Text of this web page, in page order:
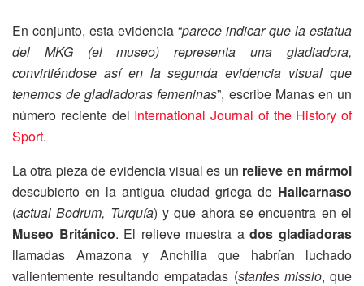
En conjunto, esta evidencia “parece indicar que la estatua
del MKG (el museo) representa una gladiadora,
convirtiéndose así en la segunda evidencia visual que
tenemos de gladiadoras femeninas”, escribe Manas en un
número reciente del International Journal of the History of
Sport.
La otra pieza de evidencia visual es un relieve en mármol
descubierto en la antigua ciudad griega de Halicarnaso
(actual Bodrum, Turquía) y que ahora se encuentra en el
Museo Británico. El relieve muestra ados gladiadoras
llamadas Amazona y Anchilia que habrían luchado
valientemente resultando empatadas (stantes missio, que